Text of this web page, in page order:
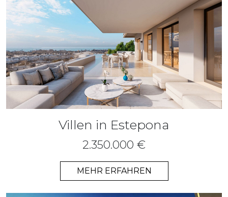
Villen in Estepona
2.350.000 €
MEHR ERFAHREN